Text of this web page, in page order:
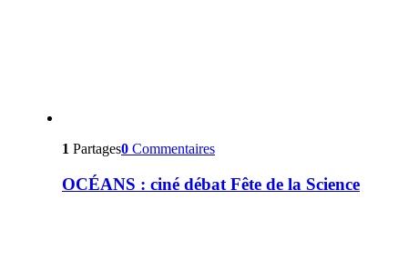
1 Partages0 Commentaires
OCÉANS : ciné débat Fête de la Science